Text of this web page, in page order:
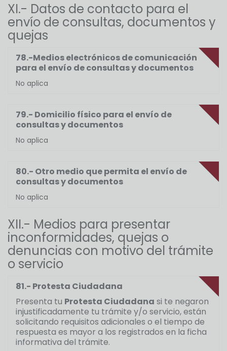
XI.- Datos de contacto para el
envío de consultas, documentos y
quejas
78.-Medios electrónicos de comunicación
para el envío de consultas y documentos
No aplica
79.- Domicilio físico para el envío de
consultas y documentos
No aplica
80.- Otro medio que permita el envío de
consultas y documentos
No aplica
XII.- Medios para presentar
inconformidades, quejas o
denuncias con motivo del trámite
o servicio
81.- Protesta Ciudadana
Presenta tu Protesta Ciudadana si te negaron
injustificadamente tu trámite y/o servicio, están
solicitando requisitos adicionales o el tiempo de
respuesta es mayor a los registrados en la ficha
informativa del trámite.